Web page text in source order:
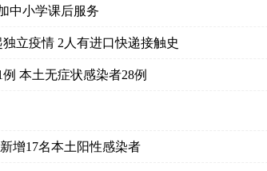
中小学课后服务
立疫情 2人有进口快递接触史
本土无症状感染者28例
增17名本土阳性感染者